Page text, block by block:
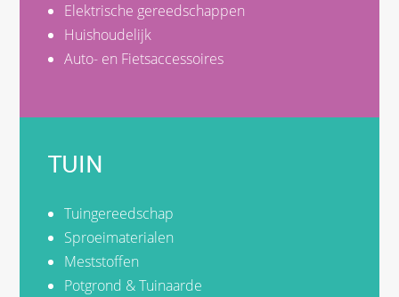
Elektrische gereedschappen
Huishoudelijk
Auto- en Fietsaccessoires
TUIN
Tuingereedschap
Sproeimaterialen
Meststoffen
Potgrond & Tuinaarde